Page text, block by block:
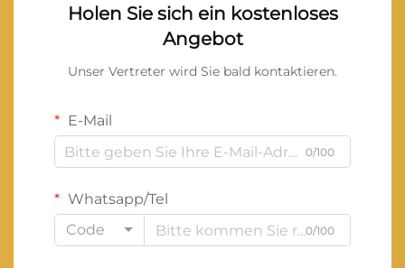
Holen Sie sich ein kostenloses
Angebot
Unser Vertreter wird Sie bald kontaktieren.
E-Mail
0/100
Whatsapp/Tel
Code
0/100